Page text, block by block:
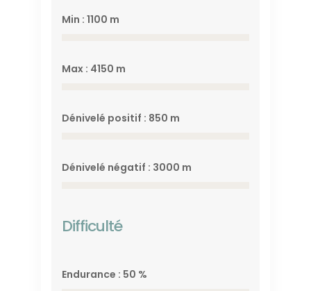
Min : 1100 m
Max : 4150 m
Dénivelé positif : 850 m
Dénivelé négatif : 3000 m
Difficulté
Endurance : 50 %